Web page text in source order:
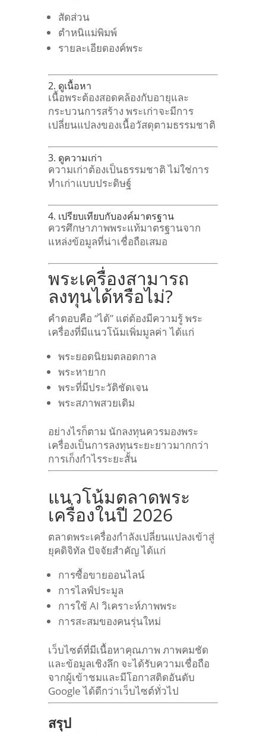
สัดส่วน
ตำหนิแม่พิมพ์
รายละเอียดองค์พระ
2. ดูเนื้อหา
เนื้อพระต้องสอดคล้องกับอายุและ
กระบวนการสร้าง พระเก่าจะมีการ
เปลี่ยนแปลงของเนื้อวัสดุตามธรรมชาติ
3. ดูความเก่า
ความเก่าต้องเป็นธรรมชาติไม่ใช่การ
ทำเก่าแบบประดิษฐ์
4. เปรียบเทียบกับองค์มาตรฐาน
ควรศึกษาภาพพระแท้มาตรฐานจาก
แหล่งข้อมูลที่น่าเชื่อถือเสมอ
พระเครื่องสามารถ
ลงทุนได้หรือไม่?
คำตอบคือ “ได้” แต่ต้องมีความรู้พระ
เครื่องที่มีแนวโน้มเพิ่มมูลค่า ได้แก่
พระยอดนิยมตลอดกาล
พระหายาก
พระที่มีประวัติชัดเจน
พระสภาพสวยเดิม
อย่างไรก็ตาม นักลงทุนควรมองพระ
เครื่องเป็นการลงทุนระยะยาวมากกว่า
การเก็งกำไรระยะสั้น
แนวโน้มตลาดพระ
เครื่องในปี 2026
ตลาดพระเครื่องกำลังเปลี่ยนแปลงเข้าสู่
ยุคดิจิทัล ปัจจัยสำคัญ ได้แก่
การซื้อขายออนไลน์
การไลฟ์ประมูล
การใช้ AI วิเคราะห์ภาพพระ
การสะสมของคนรุ่นใหม่
เว็บไซต์ที่มีเนื้อหาคุณภาพ ภาพคมชัด
และข้อมูลเชิงลึก จะได้รับความเชื่อถือ
จากผู้เข้าชมและมีโอกาสติดอันดับ
Google ได้ดีกว่าเว็บไซต์ทั่วไป
สรุป